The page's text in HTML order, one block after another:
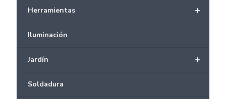
+
Herramientas
Iluminación
+
Jardín
Soldadura